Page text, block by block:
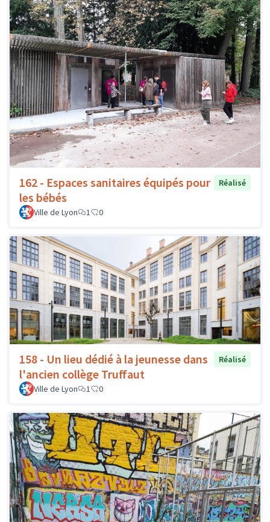
162 - Espaces sanitaires équipés pour
les bébés
Réalisé
Ville de Lyon 1 0
158 - Un lieu dédié à la jeunesse dans
l'ancien collège Truffaut
Réalisé
Ville de Lyon 1 0